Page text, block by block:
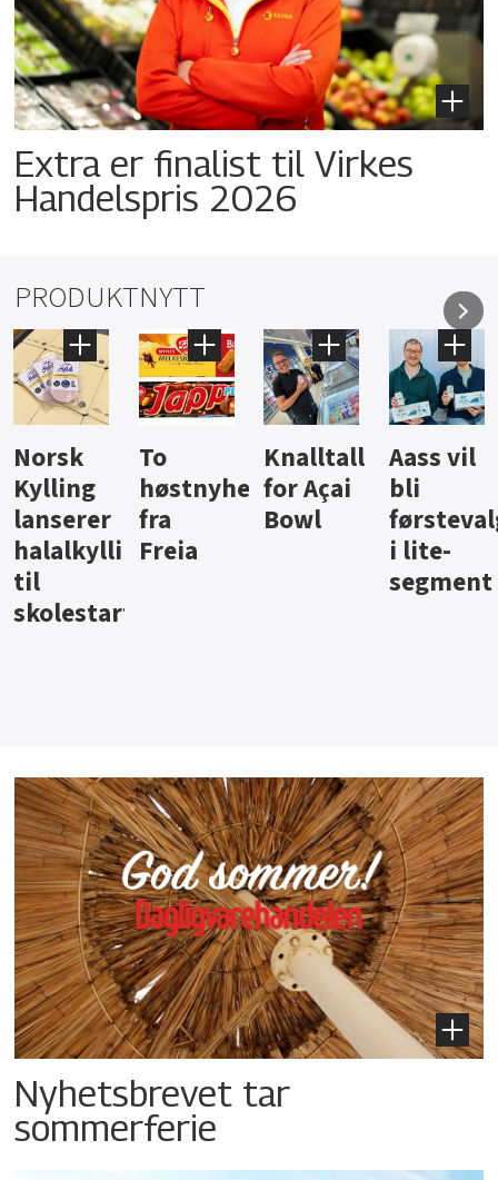
Extra er finalist til Virkes
Handelspris 2026
PRODUKTNYTT
Knalltall
for Açai
Bowl
Aass vil
bli
førstevalg
i lite-
Brus og
jus fra
Berentsen
Hard
iste fra
Hansa
Nyhetsbrevet tar
sommerferie